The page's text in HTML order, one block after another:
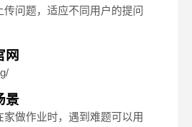
问题，适应不同用户的提问
网
景
家做作业时，遇到难题可以用